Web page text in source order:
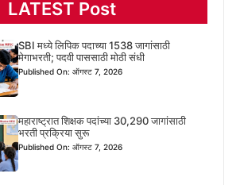
LATEST Post
SBI मध्ये लिपिक पदाच्या 1538 जागांसाठी
मेगाभरती; पदवी पाससाठी मोठी संधी
Published On: ऑगस्ट 7, 2026
महाराष्ट्रात शिक्षक पदांच्या 30,290 जागांसाठी
भरती प्रक्रिया सुरू
Published On: ऑगस्ट 7, 2026